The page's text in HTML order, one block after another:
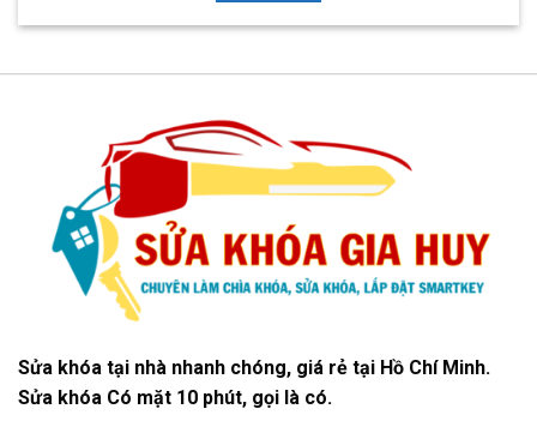
Sửa khóa tại nhà nhanh chóng, giá rẻ tại Hồ Chí Minh.
Sửa khóa Có mặt 10 phút, gọi là có.